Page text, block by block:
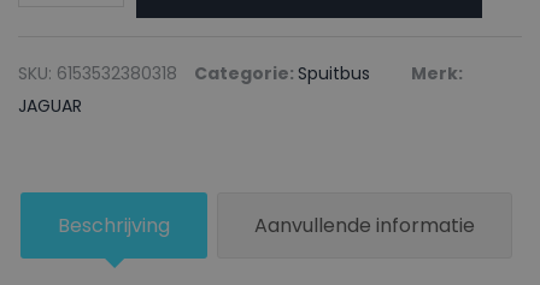
Blanke
lak
INDIGO
150ml
SKU: 6153532380318 Categorie: Spuitbus
Merk:
JAGUAR
Beschrijving Aanvullende informatie